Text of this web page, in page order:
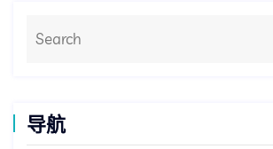
导航